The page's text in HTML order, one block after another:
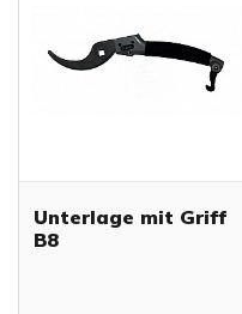
Unterlage mit Griff
B8